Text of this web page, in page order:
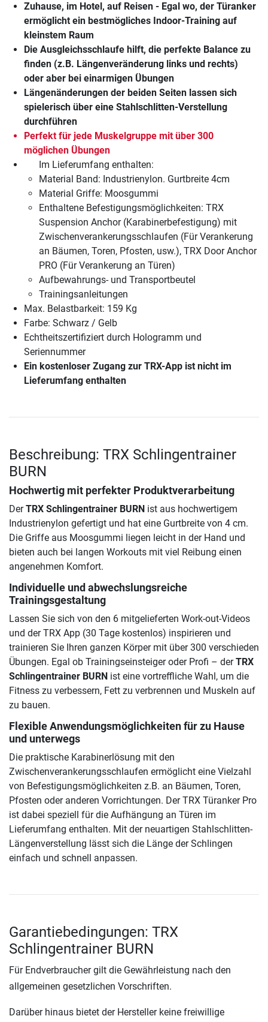
Zuhause, im Hotel, auf Reisen - Egal wo, der Türanker
ermöglicht ein bestmögliches Indoor-Training auf
kleinstem Raum
Die Ausgleichsschlaufe hilft, die perfekte Balance zu
finden (z.B. Längenveränderung links und rechts)
oder aber bei einarmigen Übungen
Längenänderungen der beiden Seiten lassen sich
spielerisch über eine Stahlschlitten-Verstellung
durchführen
Perfekt für jede Muskelgruppe mit über 300
möglichen Übungen
Im Lieferumfang enthalten:
Material Band: Industrienylon. Gurtbreite 4cm
Material Griffe: Moosgummi
Enthaltene Befestigungsmöglichkeiten: TRX
Suspension Anchor (Karabinerbefestigung) mit
Zwischenverankerungsschlaufen (Für Verankerung
an Bäumen, Toren, Pfosten, usw.), TRX Door Anchor
PRO (Für Verankerung an Türen)
Aufbewahrungs- und Transportbeutel
Trainingsanleitungen
Max. Belastbarkeit: 159 Kg
Farbe: Schwarz / Gelb
Echtheitszertifiziert durch Hologramm und
Seriennummer
Ein kostenloser Zugang zur TRX-App ist nicht im
Lieferumfang enthalten
Beschreibung: TRX Schlingentrainer
BURN
Hochwertig mit perfekter Produktverarbeitung
DerTRX Schlingentrainer BURN ist aus hochwertigem
Industrienylon gefertigt und hat eine Gurtbreite von 4 cm.
Die Griffe aus Moosgummi liegen leicht in der Hand und
bieten auch bei langen Workouts mit viel Reibung einen
angenehmen Komfort.
Individuelle und abwechslungsreiche
Trainingsgestaltung
Lassen Sie sich von den 6 mitgelieferten Work-out-Videos
und der TRX App (30 Tage kostenlos) inspirieren und
trainieren Sie Ihren ganzen Körper mit über 300 verschieden
Übungen. Egal ob Trainingseinsteiger oder Profi – derTRX
Schlingentrainer BURN ist eine vortreffliche Wahl, um die
Fitness zu verbessern, Fett zu verbrennen und Muskeln auf
zu bauen.
Flexible Anwendungsmöglichkeiten für zu Hause
und unterwegs
Die praktische Karabinerlösung mit den
Zwischenverankerungsschlaufen ermöglicht eine Vielzahl
von Befestigungsmöglichkeiten z.B. an Bäumen, Toren,
Pfosten oder anderen Vorrichtungen. Der TRX Türanker Pro
ist dabei speziell für die Aufhängung an Türen im
Lieferumfang enthalten. Mit der neuartigen Stahlschlitten-
Längenverstellung lässt sich die Länge der Schlingen
einfach und schnell anpassen.
Garantiebedingungen: TRX
Schlingentrainer BURN
Für Endverbraucher gilt die Gewährleistung nach den
allgemeinen gesetzlichen Vorschriften.
Darüber hinaus bietet der Hersteller keine freiwillige